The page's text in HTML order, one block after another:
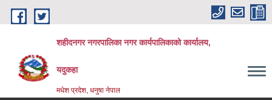
Skip to main content
शहीदनगर नगरपालिका नगर कार्यपालिकाको कार्यालय,
यदुकहा
मधेश प्रदेश, धनुषा नेपाल